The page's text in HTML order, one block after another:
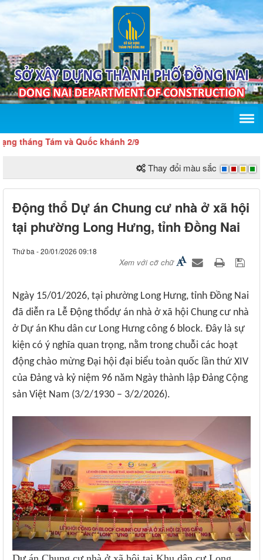
Tám và Quốc khánh 2/9
Thay đổi màu sắc
Động thổ Dự án Chung cư nhà ở xã hội
tại phường Long Hưng, tỉnh Đồng Nai
Thứ ba - 20/01/2026 09:18
Xem với cỡ chữ
Ngày 15/01/2026, tại phường Long Hưng, tỉnh Đồng Nai
đã diễn ra Lễ Động thổdự án nhà ở xã hội Chung cư nhà
ở Dự án Khu dân cư Long Hưng công 6 block. Đây là sự
kiện có ý nghĩa quan trọng, nằm trong chuỗi các hoạt
động chào mừng Đại hội đại biểu toàn quốc lần thứ XIV
của Đảng và kỷ niệm 96 năm Ngày thành lập Đảng Cộng
sản Việt Nam (3/2/1930 – 3/2/2026).